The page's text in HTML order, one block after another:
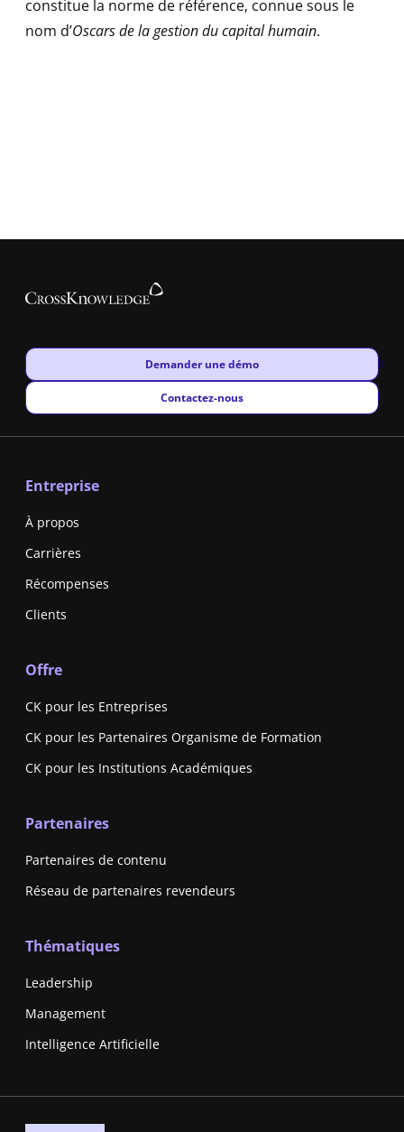
constitue la norme de référence, connue sous le
nom d’Oscars de la gestion du capital humain.
New window
Demander une démo
New window
Contactez-nous
Entreprise
À propos
Carrières
Récompenses
Clients
Offre
CK pour les Entreprises
CK pour les Partenaires Organisme de Formation
CK pour les Institutions Académiques
Partenaires
Partenaires de contenu
Réseau de partenaires revendeurs
Thématiques
Leadership
Management
Intelligence Artificielle